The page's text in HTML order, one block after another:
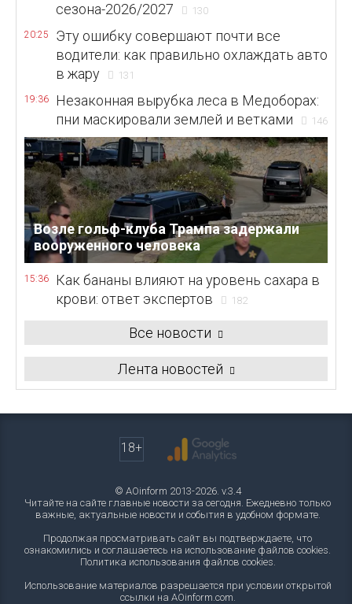
сезона-2026/2027
130
20:25
Эту ошибку совершают почти все
водители: как правильно охлаждать авто
в жару
131
19:36
Незаконная вырубка леса в Медоборах:
пни маскировали землей и ветками
146
Возле гольф-клуба Трампа задержали
вооруженного человека
15:36
Как бананы влияют на уровень сахара в
крови: ответ экспертов
182
Все новости
Лента новостей
18+
© AOinform 2013-2026. v.3.4
Читайте на сайте главные новости за сегодня. Ежедневно только
важные, актуальные новости и события в удобном формате.
Продолжая просматривать сайт вы подтверждаете, что
ознакомились и соглашаетесь на использование файлов cookies.
Политика использования файлов cookies.
Использование материалов разрешается при условии открытой
ссылки на AOinform.com.